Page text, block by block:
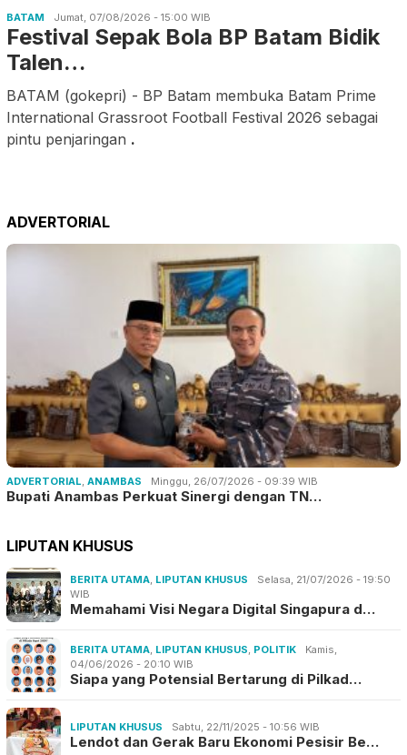
BATAM Jumat, 07/08/2026 - 15:00 WIB
Festival Sepak Bola BP Batam Bidik
Talen…
BATAM (gokepri) - BP Batam membuka Batam Prime
International Grassroot Football Festival 2026 sebagai
pintu penjaringan .
ADVERTORIAL
ADVERTORIAL ANAMBAS Minggu, 26/07/2026 - 09:39 WIB
Bupati Anambas Perkuat Sinergi dengan TN…
LIPUTAN KHUSUS
BERITA UTAMA LIPUTAN KHUSUS
Selasa, 21/07/2026 - 19:50
WIB
Memahami Visi Negara Digital Singapura d…
BERITA UTAMA LIPUTAN KHUSUS POLITIK
Kamis,
04/06/2026 - 20:10 WIB
Siapa yang Potensial Bertarung di Pilkad…
LIPUTAN KHUSUS Sabtu, 22/11/2025 - 10:56 WIB
Lendot dan Gerak Baru Ekonomi Pesisir Be…